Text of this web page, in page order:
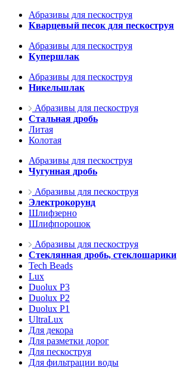
Абразивы для пескоструя
Кварцевый песок для пескоструя
Абразивы для пескоструя
Купершлак
Абразивы для пескоструя
Никельшлак
Абразивы для пескоструя
Стальная дробь
Литая
Колотая
Абразивы для пескоструя
Чугунная дробь
Абразивы для пескоструя
Электрокорунд
Шлифзерно
Шлифпорошок
Абразивы для пескоструя
Стеклянная дробь, стеклошарики
Tech Beads
Lux
Duolux P3
Duolux P2
Duolux P1
UltraLux
Для декора
Для разметки дорог
Для пескоструя
Для фильтрации воды